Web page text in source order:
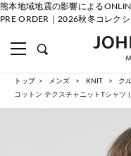
熊本地域地震の影響による
PRE ORDER｜2026秋冬コレク
トップ メンズ KNIT
ク
コットン テクスチャニットTシャツ |